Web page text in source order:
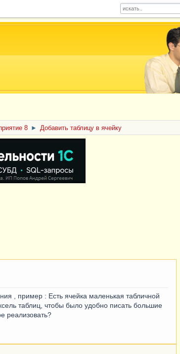
8 ► Добавить таблицу в ячейку
, пример : Есть ячейка маленькая табличной
таблиц, чтобы было удобно писать большие
реализовать?